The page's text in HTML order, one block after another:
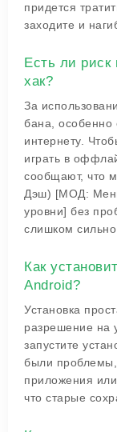
придется
заходите и
Есть ли риск
хак?
За
бана, особенно
интернету.
играть в
сообщают, что
Дэш) [МОД:
уровни] без
слишком
Как
Android?
Установка
разрешение на
запустите
были проблемы,
приложения
что старые